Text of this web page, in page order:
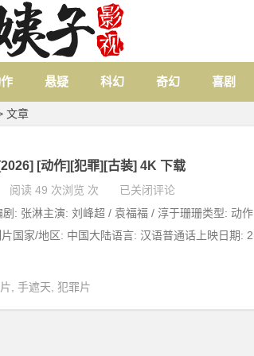
悬疑 科幻 奇幻 喜剧
文章
[动作][犯罪][古装] 4K 下载
阅读 49 次浏览 次 已关闭评论
剧: 张淋主演: 刘峰超 / 袁福福 / 淳于珊珊类型: 动作
国家/地区: 中国大陆语言: 汉语普通话上映日期: 2
手遮天 犯罪片